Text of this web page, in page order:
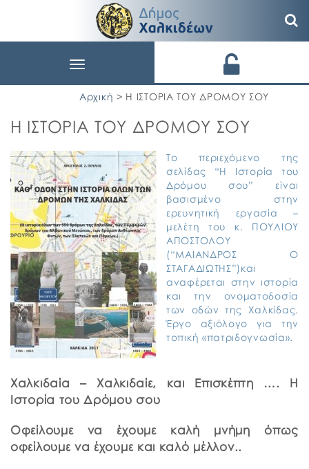
Toggle
Αρχική > Η ΙΣΤΟΡΙΑ ΤΟΥ ΔΡΟΜΟΥ ΣΟΥ
Η ΙΣΤΟΡΙΑ ΤΟΥ ΔΡΟΜΟΥ ΣΟΥ
Το περιεχόμενο της
σελίδας “Η Ιστορία του
Δρόμου σου” είναι
βασισμένο στην
ερευνητική εργασία –
μελέτη του κ. ΠΟΥΛΙΟΥ
ΑΠΟΣΤΟΛΟΥ
(“ΜΑΙΑΝΔΡΟΣ Ο
ΣΤΑΓΑΔΙΩΤΗΣ”)και
αναφέρεται στην ιστορία
και την ονοματοδοσία
των οδών της Χαλκίδας.
Έργο αξιόλογο για την
τοπική «πατριδογνωσία».
Χαλκιδαία – Χαλκιδαίε, και Επισκέπτη …. Η
Ιστορία του Δρόμου σου
Οφείλουμε να έχουμε καλή μνήμη όπως
οφείλουμε να έχουμε και καλό μέλλον..